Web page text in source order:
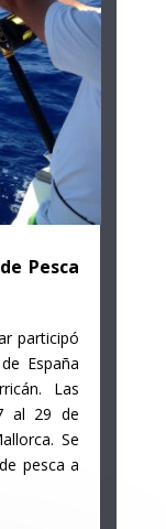
Pesca
participó
España
Las
al 29 de
Se
pesca a